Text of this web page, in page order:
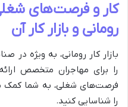
کار و فرصت‌های
رومانی و بازار کار آن
بازار کار رومانی، به ویژه
را برای مهاجران متخصص
فرصت‌های شغلی، به شما کمک
را شناسایی کنید.